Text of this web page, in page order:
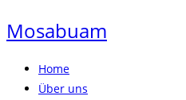
Mosabuam
Home
Über uns